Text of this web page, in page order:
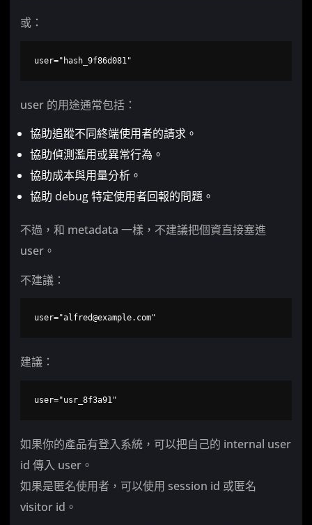
或：
user="hash_9f86d081"
user 的用途通常包括：
協助追蹤不同終端使用者的請求。
協助偵測濫用或異常行為。
協助成本與用量分析。
協助 debug 特定使用者回報的問題。
不過，和 metadata 一樣，不建議把個資直接塞進
user。
不建議：
user="alfred@example.com"
建議：
user="usr_8f3a91"
如果你的產品有登入系統，可以把自己的 internal user
id 傳入 user。
如果是匿名使用者，可以使用 session id 或匿名
visitor id。